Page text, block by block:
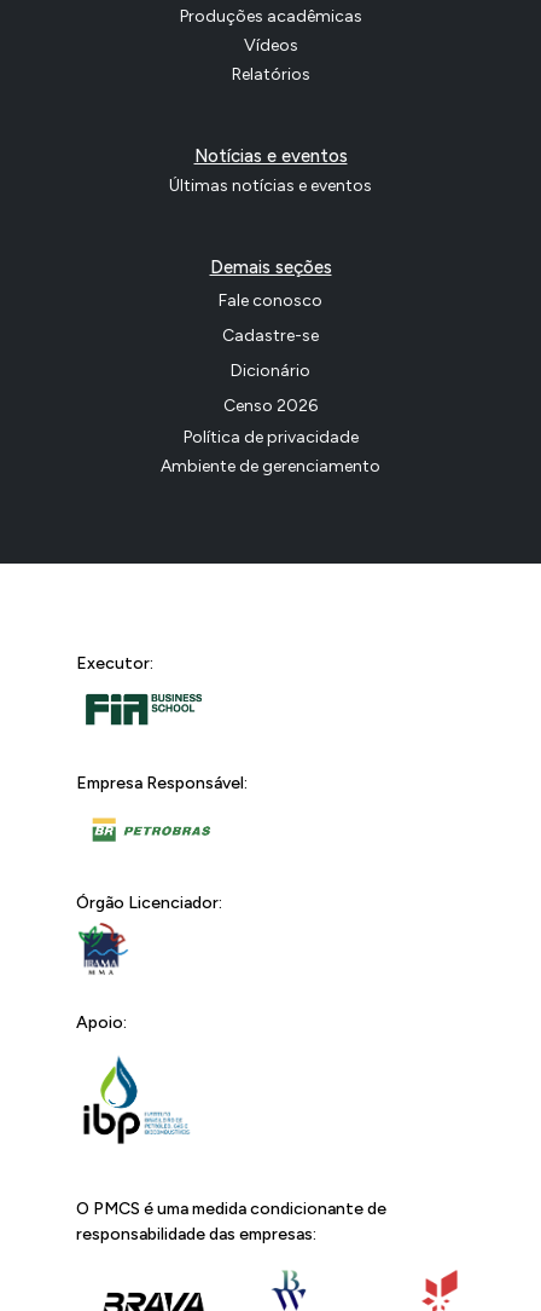
Produções acadêmicas
Vídeos
Relatórios
Notícias e eventos
Últimas notícias e eventos
Demais seções
Fale conosco
Cadastre-se
Dicionário
Censo 2026
Política de privacidade
Ambiente de gerenciamento
Executor:
Empresa Responsável:
Órgão Licenciador:
Apoio:
O PMCS é uma medida condicionante de
responsabilidade das empresas: